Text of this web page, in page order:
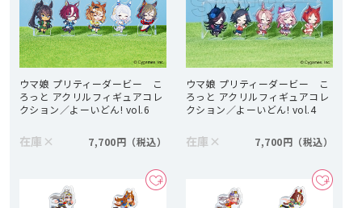
ウマ娘 プリティーダービー こ
ろっと アクリルフィギュアコレ
クション／よーいどん! vol.6
在庫 × 7,700円
ウマ娘 プリティーダービー こ
ろっと アクリルフィギュアコレ
クション／よーいどん! vol.4
在庫 × 7,700円